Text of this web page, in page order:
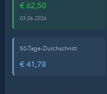
€ 62,50
03.06.2026
50-Tage-Durchschnitt
€ 41,78